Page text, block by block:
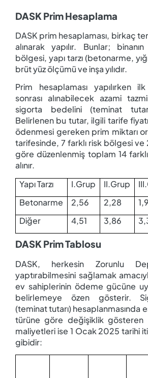
DASK Prim Hesaplama
DASK prim hesaplaması, birkaç
alınarak yapılır. Bunlar;
bölgesi, yapı tarzı (betonarme,
brüt yüz ölçümü ve inşa yılıdır.
Prim hesaplaması yapılırken
sonrası alınabilecek azami
sigorta bedelini (teminat
Belirlenen bu tutar, ilgili tarife fiyatı
ödenmesi gereken prim miktarı
tarifesinde, 7 farklı risk bölgesi ve
göre düzenlenmiş toplam 14
alınır.
Yapı Tarzı
I.Grup II.Grup
Betonarme
2,56 2,28
Diğer
4,51 3,86
DASK Prim Tablosu
DASK, herkesin Zorunlu
yaptırabilmesini sağlamak
ev sahiplerinin ödeme gücüne
belirlemeye özen gösterir.
(teminat tutarı) hesaplanmasında
türüne göre değişiklik gösteren
maliyetleri ise 1 Ocak 2025 tarihi
gibidir: